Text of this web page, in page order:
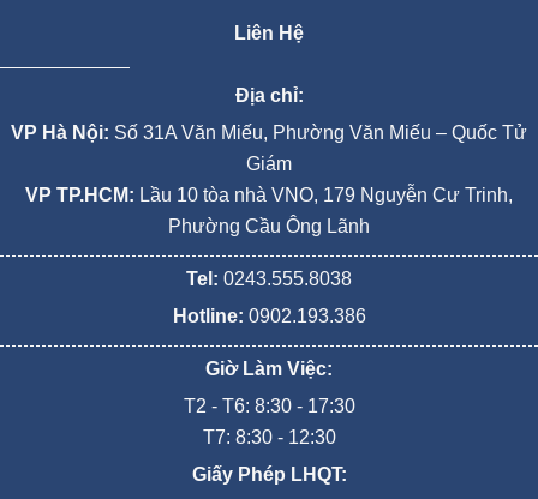
Liên Hệ
Địa chỉ:
VP Hà Nội: Số 31A Văn Miếu, Phường Văn Miếu – Quốc Tử
Giám
VP TP.HCM: Lầu 10 tòa nhà VNO, 179 Nguyễn Cư Trinh,
Phường Cầu Ông Lãnh
Tel: 0243.555.8038
Hotline: 0902.193.386
Giờ Làm Việc:
T2 - T6: 8:30 - 17:30
T7: 8:30 - 12:30
Giấy Phép LHQT: